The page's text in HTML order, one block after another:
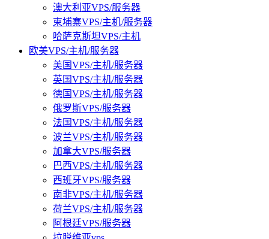
澳大利亚VPS/服务器
柬埔寨VPS/主机/服务器
哈萨克斯坦VPS/主机
欧美VPS/主机/服务器
美国VPS/主机/服务器
英国VPS/主机/服务器
德国VPS/主机/服务器
俄罗斯VPS/服务器
法国VPS/主机/服务器
波兰VPS/主机/服务器
加拿大VPS/服务器
巴西VPS/主机/服务器
西班牙VPS/服务器
南非VPS/主机/服务器
荷兰VPS/主机/服务器
阿根廷VPS/服务器